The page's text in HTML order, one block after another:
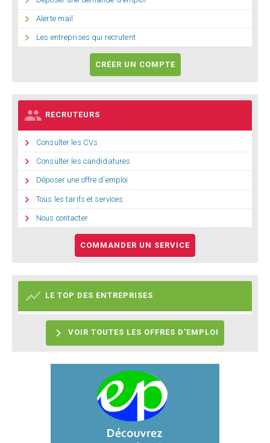
 Alerte mail
 Les entreprises qui recrutent
CRÉER UN COMPTE
 RECRUTEURS
 Consulter les CVs
 Consulter les candidatures
 Déposer une offre d'emploi
 Tous les tarifs et services
 Nous contacter
COMMANDER UN SERVICE
 LE TOP DES ENTREPRISES
 VOIR TOUTES LES OFFRES D'EMPLOI